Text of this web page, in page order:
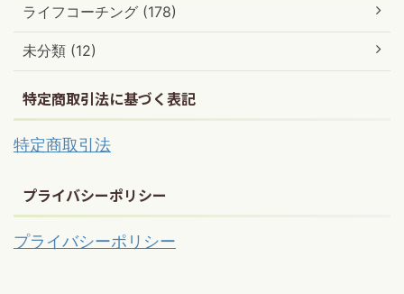
ライフコーチング (178)
未分類 (12)
特定商取引法に基づく表記
特定商取引法
プライバシーポリシー
プライバシーポリシー